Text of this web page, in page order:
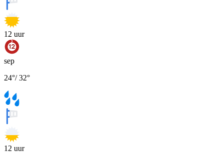
12 uur
sep
24°/32°
12 uur